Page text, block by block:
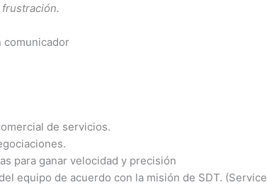
comunicador
de servicios.
para ganar velocidad y precisión
equipo de acuerdo con la misión de SDT. (Service